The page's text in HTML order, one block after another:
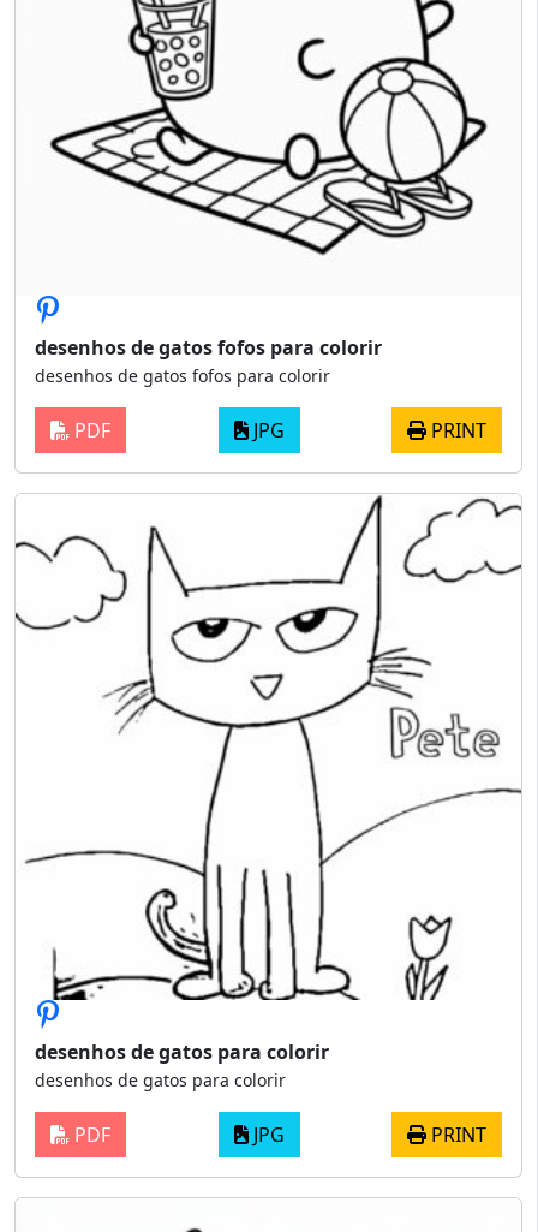
desenhos de gatos fofos para colorir
desenhos de gatos fofos para colorir
PDF JPG PRINT
desenhos de gatos para colorir
desenhos de gatos para colorir
PDF JPG PRINT